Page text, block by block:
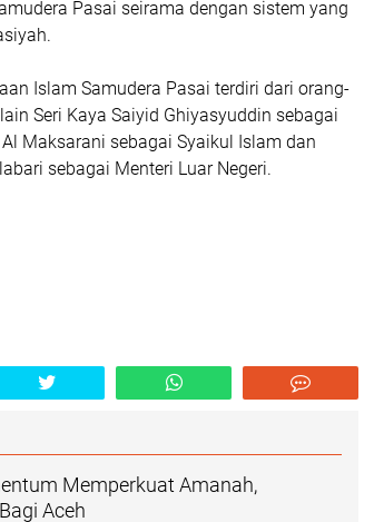
Pasai seirama dengan sistem yang
Islam Samudera Pasai terdiri dari orang-
Seri Kaya Saiyid Ghiyasyuddin sebagai
Maksarani sebagai Syaikul Islam dan
sebagai Menteri Luar Negeri.
Memperkuat Amanah,
Aceh